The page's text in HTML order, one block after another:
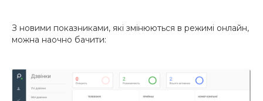
З новими показниками, які змінюються в режимі онлайн,
можна наочно бачити: